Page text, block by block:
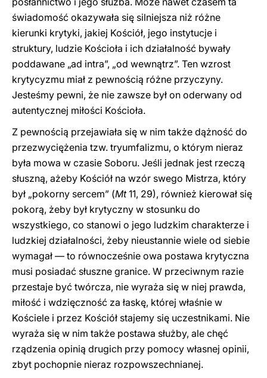
świadomość okazywała się silniejsza niż różne
kierunki krytyki, jakiej Kościół, jego instytucje i
struktury, ludzie Kościoła i ich działalność bywały
poddawane „ad intra”, „od wewnątrz”. Ten wzrost
krytycyzmu miał z pewnością różne przyczyny.
Jesteśmy pewni, że nie zawsze był on oderwany od
autentycznej miłości Kościoła.
Z pewnością przejawiała się w nim także dążność do
przezwyciężenia tzw. tryumfalizmu, o którym nieraz
była mowa w czasie Soboru. Jeśli jednak jest rzeczą
słuszną, ażeby Kościół na wzór swego Mistrza, który
był „pokorny sercem” (Mt11, 29), również kierował się
pokorą, żeby był krytyczny w stosunku do
wszystkiego, co stanowi o jego ludzkim charakterze i
ludzkiej działalności, żeby nieustannie wiele od siebie
wymagał — to równocześnie owa postawa krytyczna
musi posiadać słuszne granice. W przeciwnym razie
przestaje być twórcza, nie wyraża się w niej prawda,
miłość i wdzięczność za łaskę, której właśnie w
Kościele i przez Kościół stajemy się uczestnikami. Nie
wyraża się w nim także postawa służby, ale chęć
rządzenia opinią drugich przy pomocy własnej opinii,
zbyt pochopnie nieraz rozpowszechnianej.